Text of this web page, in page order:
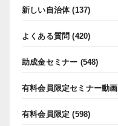
新しい自治体(137)
よくある質問 (420)
助成金セミナー (548)
有料会員限定セミナー動画
有料会員限定 (598)